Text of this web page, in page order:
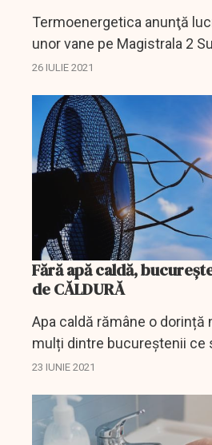
Termoenergetica anunţă
unor vane pe Magistrala 2
Furnizarea agentului termic
26 IULIE 2021
Fără apă caldă,
de CĂLDURĂ
Apa caldă rămâne o dorință
mulți dintre bucureștenii ce
până vineri seară, potrivit
23 IUNIE 2021